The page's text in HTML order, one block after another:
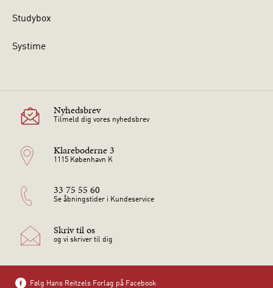
Studybox
Systime
Nyhedsbrev
Tilmeld dig vores nyhedsbrev
Klareboderne 3
1115 København K
33 75 55 60
Se åbningstider i Kundeservice
Skriv til os
og vi skriver til dig
Følg Hans Reitzels Forlag på Facebook